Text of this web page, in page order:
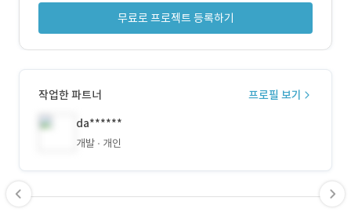
무료로 프로젝트 등록하기
작업한 파트너
프로필 보기
da******
개발 개인